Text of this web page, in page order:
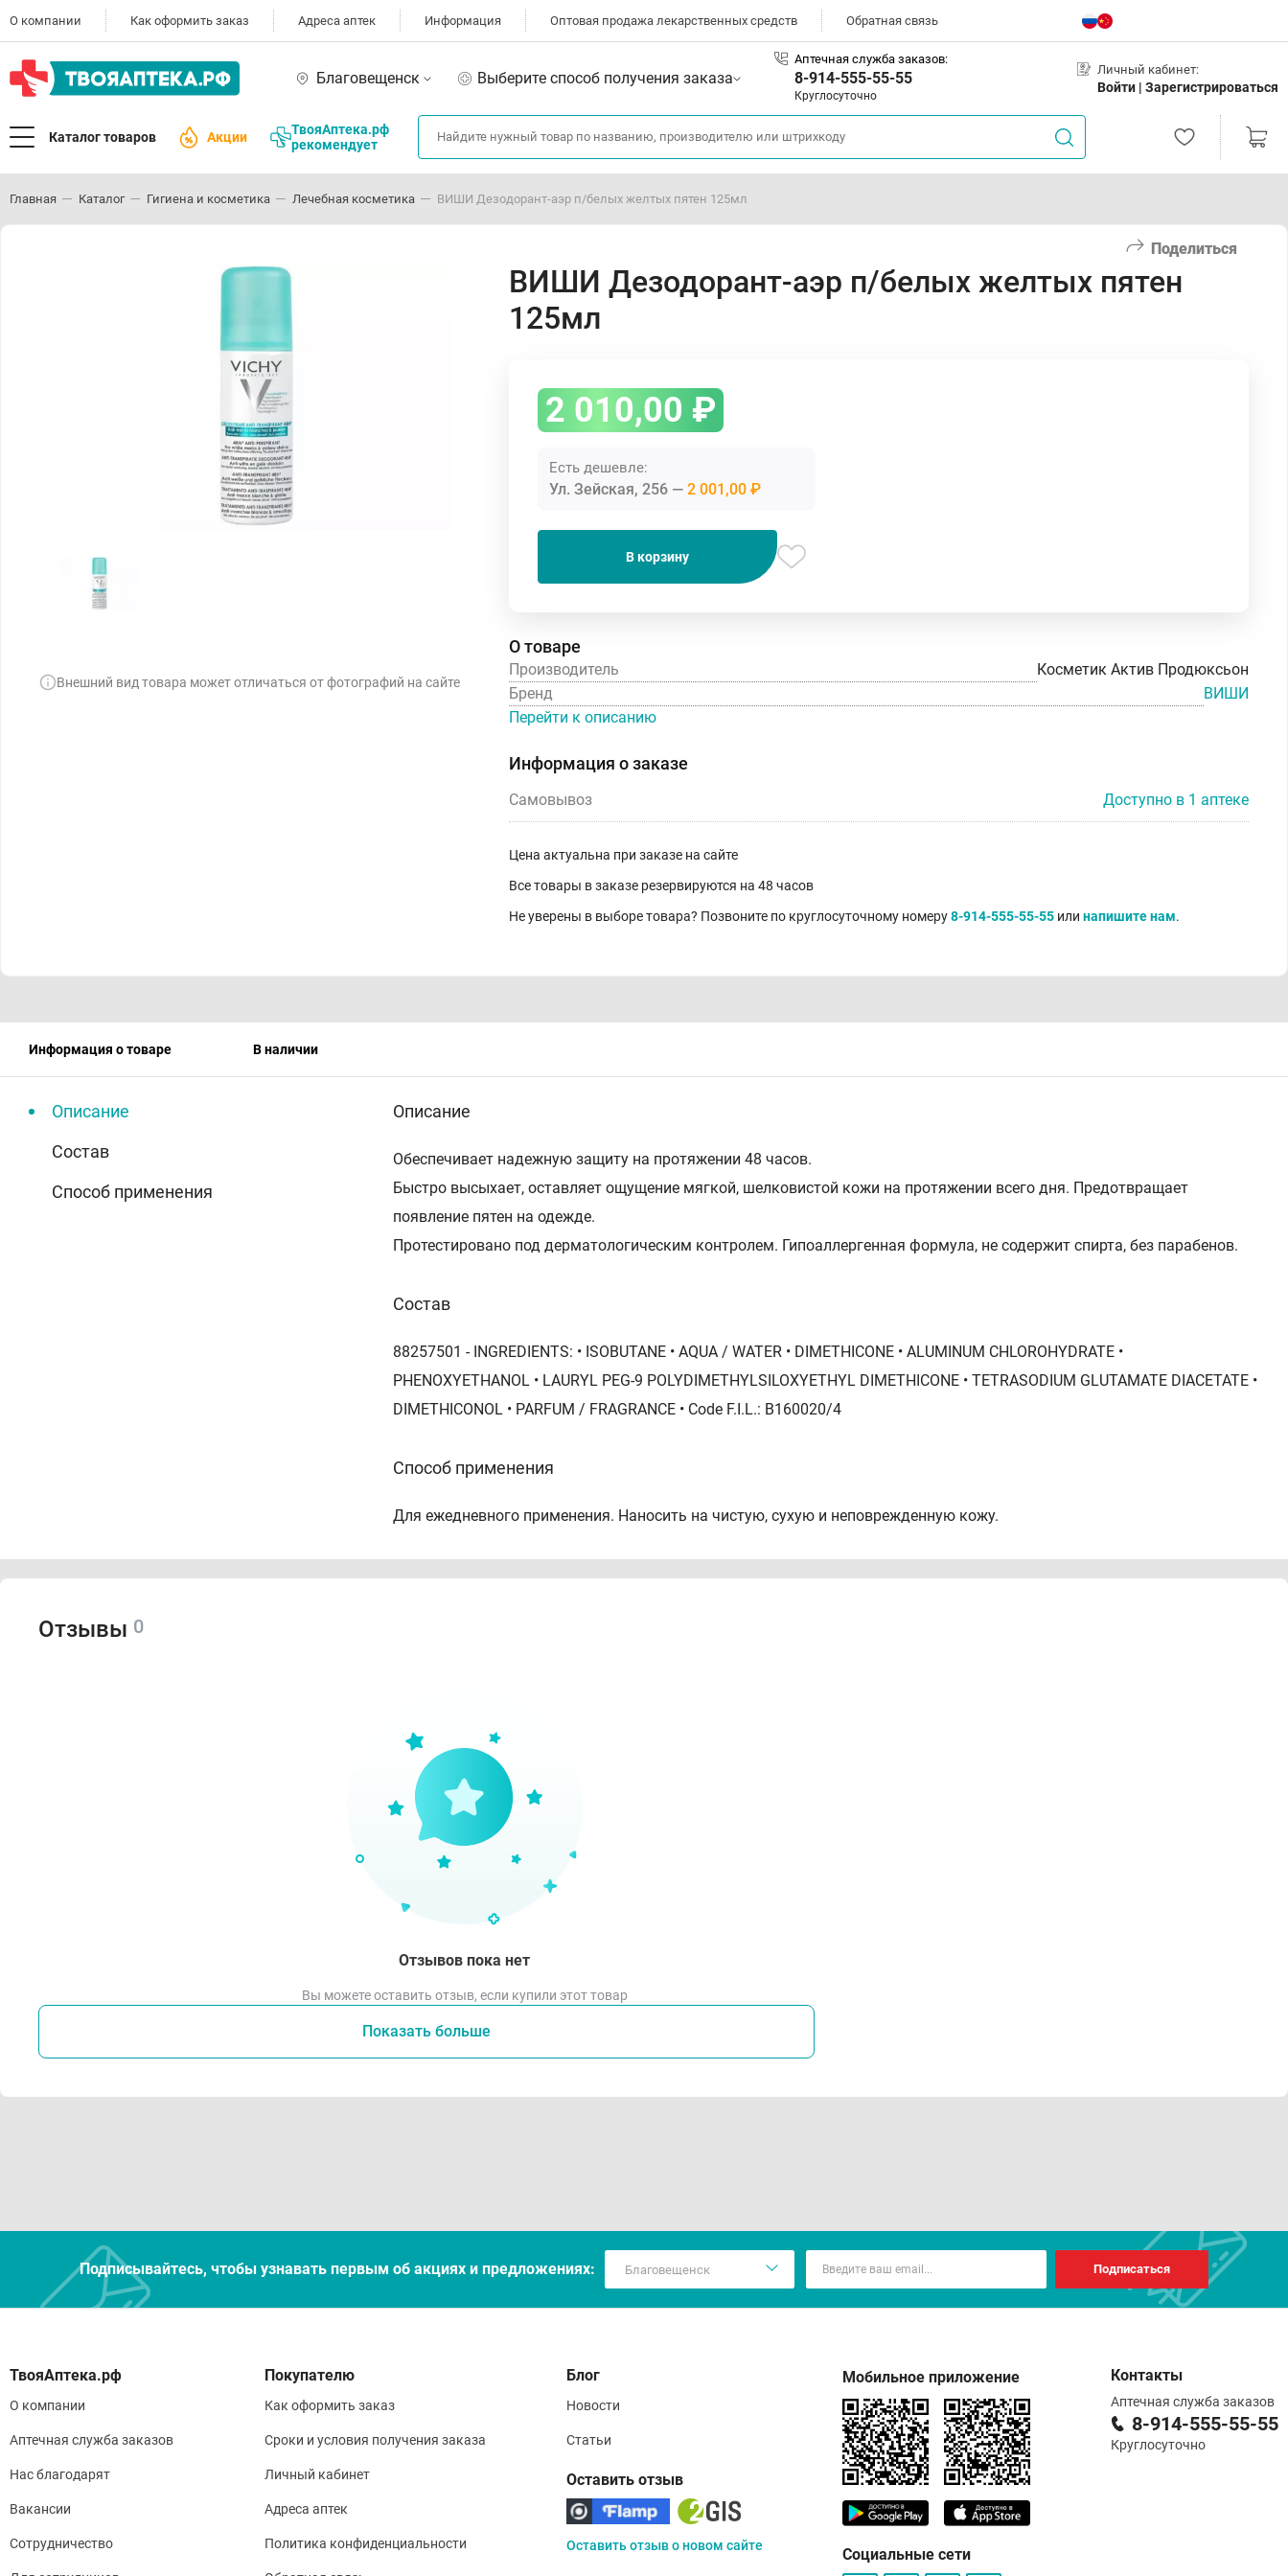
О компании Как оформить заказ Адреса аптек Информация Оптовая продажа лекарственных средств Обратная связь
Благовещенск Выберите способ получения заказа
Аптечная служба заказов:
8-914-555-55-55
Круглосуточно
Личный кабинет:
Войти | Зарегистрироваться
Каталог товаров Акции
ТвояАптека.рф
рекомендует
Главная Каталог Гигиена и косметика Лечебная косметика ВИШИ Дезодорант-аэр п/белых желтых пятен 125мл
Поделиться
Внешний вид товара может отличаться от фотографий на сайте
ВИШИ Дезодорант-аэр п/белых желтых пятен
125мл
2 010,00 ₽
Есть дешевле:
Ул. Зейская, 256 2 001,00 ₽
В корзину
О товаре
Производитель
Косметик Актив Продюксьон
Бренд
ВИШИ
Перейти к описанию
Информация о заказе
Самовывоз Доступно в 1 аптеке
Цена актуальна при заказе на сайте
Все товары в заказе резервируются на 48 часов
Не уверены в выборе товара? Позвоните по круглосуточному номеру8-914-555-55-55 или напишите нам.
Информация о товаре В наличии
Описание
Состав
Способ применения
Описание
Обеспечивает надежную защиту на протяжении 48 часов.
Быстро высыхает, оставляет ощущение мягкой, шелковистой кожи на протяжении всего дня. Предотвращает
появление пятен на одежде.
Протестировано под дерматологическим контролем. Гипоаллергенная формула, не содержит спирта, без парабенов.
Состав
88257501 - INGREDIENTS: • ISOBUTANE • AQUA / WATER • DIMETHICONE • ALUMINUM CHLOROHYDRATE •
PHENOXYETHANOL • LAURYL PEG-9 POLYDIMETHYLSILOXYETHYL DIMETHICONE • TETRASODIUM GLUTAMATE DIACETATE •
DIMETHICONOL • PARFUM / FRAGRANCE • Code F.I.L.: B160020/4
Способ применения
Для ежедневного применения. Наносить на чистую, сухую и неповрежденную кожу.
Отзывы 0
Отзывов пока нет
Вы можете оставить отзыв, если купили этот товар
Показать больше
Подписывайтесь, чтобы узнавать первым об акцияx и предложениях: Подписаться
О компании
Аптечная служба заказов
Нас благодарят
Вакансии
Сотрудничество
Покупателю
Как оформить заказ
Сроки и условия получения заказа
Личный кабинет
Адреса аптек
Политика конфиденциальности
Блог
Новости
Статьи
Оставить отзыв
Оставить отзыв о новом сайте
Мобильное приложение
Социальные сети
Контакты
Аптечная служба заказов
8-914-555-55-55
Круглосуточно